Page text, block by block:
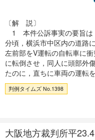
〔解 説〕
1 本件公訴事実の要旨は
分頃，横浜市中区内の道路
左前部をV運転の自転車に
に転倒させ，同人に頭部外
たのに，直ちに車両の運転
判例タイムズ No.1398
大阪地方裁判所平